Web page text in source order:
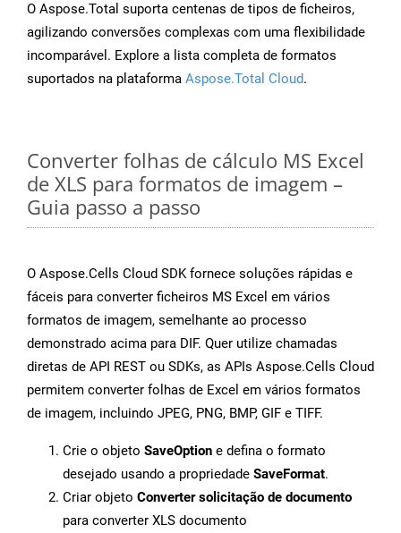
O Aspose.Total suporta centenas de tipos de ficheiros,
agilizando conversões complexas com uma flexibilidade
incomparável. Explore a lista completa de formatos
suportados na plataforma Aspose.Total Cloud.
Converter folhas de cálculo MS Excel
de XLS para formatos de imagem –
Guia passo a passo
O Aspose.Cells Cloud SDK fornece soluções rápidas e
fáceis para converter ficheiros MS Excel em vários
formatos de imagem, semelhante ao processo
demonstrado acima para DIF. Quer utilize chamadas
diretas de API REST ou SDKs, as APIs Aspose.Cells Cloud
permitem converter folhas de Excel em vários formatos
de imagem, incluindo JPEG, PNG, BMP, GIF e TIFF.
Crie o objeto SaveOption e defina o formato
desejado usando a propriedade SaveFormat.
Criar objeto Converter solicitação de documento
para converter XLS documento